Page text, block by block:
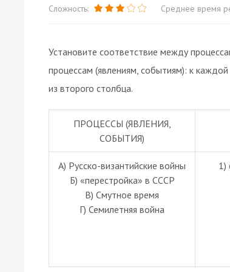
Сложность: Среднее время
Установите соответствие между
процессам (явлениям, событиям): к
из второго столбца.
ПРОЦЕССЫ (ЯВЛЕНИЯ,
СОБЫТИЯ)
А) Русско-византийские войны
Б) «перестройка» в СССР
В) Смутное время
Г) Семилетняя война
1)